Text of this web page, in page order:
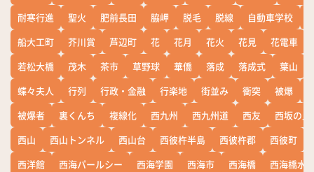
耐寒行進
聖火 肥前長田 脇岬 脱毛 脱線 自動車学校
船大工町
芥川賞 芦辺町 花 花月 花火 花見 花電車
若松大橋
茂木 茶市 草野球 華僑 落成 落成式 葉山
蝶々夫人
行列 行政・金融 行楽地 街並み 衝突 被爆
被爆者
裏くんち 複線化 西九州 西九州道 西友
西坂の丘
西山
西山トンネル 西山台 西彼杵半島 西彼杵郡 西彼町
西洋館
西海パールシー 西海学園 西海市 西海橋
西海橋水